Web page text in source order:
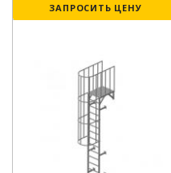
ЗАПРОСИТЬ ЦЕНУ